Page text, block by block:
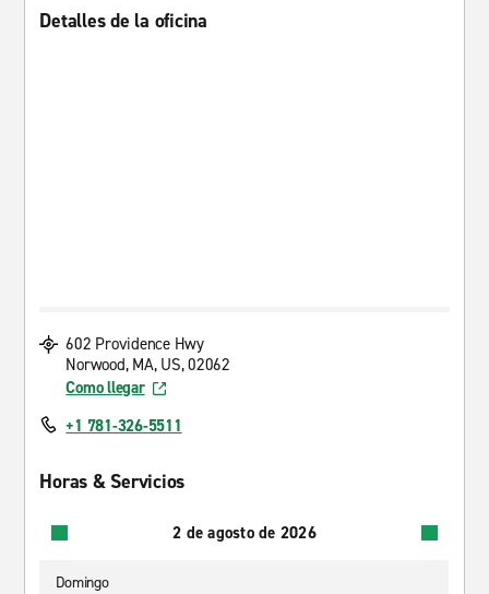
Detalles de la oficina
602 Providence Hwy
Norwood, MA, US, 02062
Como llegar
+1 781-326-5511
Horas & Servicios
2 de agosto de 2026
Domingo